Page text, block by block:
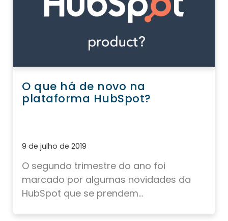
O que há de novo na
plataforma HubSpot?
9 de julho de 2019
O segundo trimestre do ano foi
marcado por algumas novidades da
HubSpot que se prendem...